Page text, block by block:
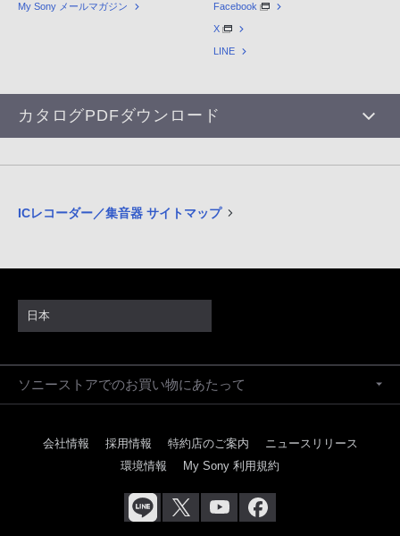
My Sony メールマガジン Facebook
X
LINE
カタログPDFダウンロード
ICレコーダー／集音器 サイトマップ
日本
ソニーストアでのお買い物にあたって
会社情報 採用情報 特約店のご案内
ニュースリリース
環境情報
My Sony 利用規約